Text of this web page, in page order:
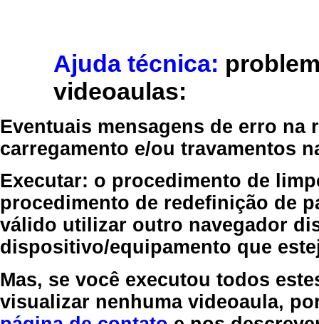
Ajuda técnica:
videoaulas:
Eventuais mensagens de erro
carregamento e/ou travamentos
Executar: o procedimento de
procedimento de redefinição de
válido utilizar outro navegador
dispositivo/equipamento que
Mas, se você executou todos
visualizar nenhuma videoaula,